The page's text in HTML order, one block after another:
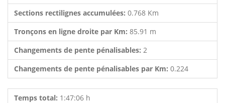
Sections rectilignes accumulées: 0.768 Km
Tronçons en ligne droite par Km: 85.91 m
Changements de pente pénalisables: 2
Changements de pente pénalisables par Km: 0.224
Temps total: 1:47:06 h